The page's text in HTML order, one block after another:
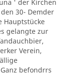
' der Kirchen
30- Demder
Hauptstücke
gelangte zur
Verein,
befondrrs